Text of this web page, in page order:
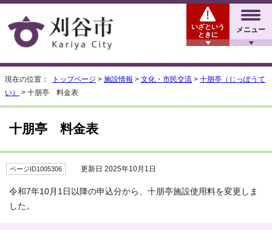
メニュー
いざという
ときに
現在の位置： トップページ > 施設情報 > 文化・市民交流 > 十朋亭（じっぽうて
い）
> 十朋亭 料金表
十朋亭 料金表
ページID1005306 更新日 2025年10月1日
令和7年10月1日以降の申込分から、十朋亭施設使用料を変更しま
した。